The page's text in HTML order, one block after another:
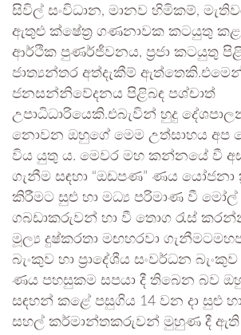
සිවිල් සංවිධාන, මානව හිමිකම්,
ඇතුළු ක්ෂේත්‍ර ගණනාවක කටයුතු
ආර්ථික පුණර්ජීවනය, ප්‍රජා කටයුතු
ජාත්‍යන්තර අත්දැකීම්
ජනසන්නිවේදනය පිළිබඳ පශ්චාත්
උපාධිධාරියෙකි.එබැවින් හුදු
නොවන ඔහුගේ මෙම උත්සාහය අප
විය යුතු ය. මෙවර මහ කන්නයේ වී
ගැනීම සඳහා “ඔඩපණ” ණය යෝජනා
කිරීමට සුළු හා මධ්‍ය පරිමාණ වී
ගබඩාකරුවන් හා වී තොග රැස්
මූල්‍ය දුෂ්කරතා මඟහරවා
බැංකුව හා ප්‍රාදේශීය සංවර්ධන
ණය පහසුකම සපයා දී තිබෙන බව
සඳහන් කළේ පසුගිය 14 වන දා සුළු
සහල් කර්මාන්තකරුවන් මුහුණ දී ඇති